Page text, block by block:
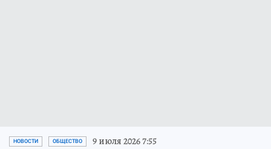
НОВОСТИ ОБЩЕСТВО 9 июля 2026 7:55